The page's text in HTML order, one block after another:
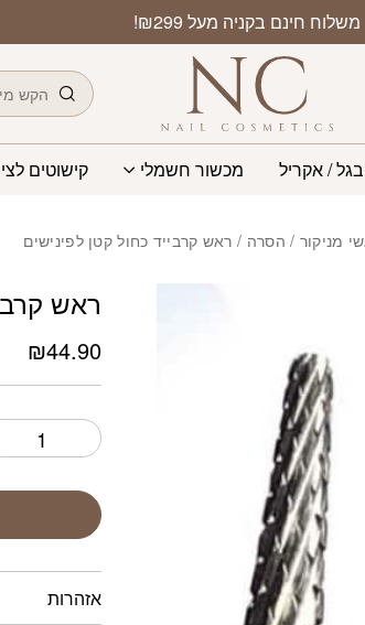
משלוח חינם בקניה מעל ₪299!
חיפוש
/ אקריל מכשור חשמלי קישוטים
מניקור / הסרה / ראש קרבייד כחול קטן לפינישים
ראש
₪44.90
אזהרות